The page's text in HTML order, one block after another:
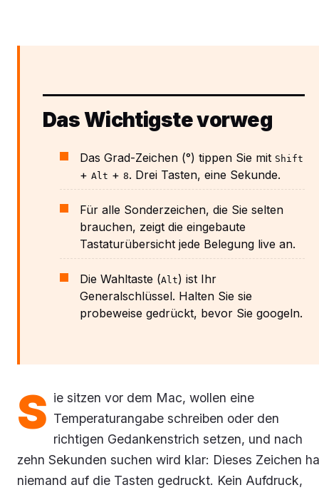
Das Wichtigste vorweg
Das Grad-Zeichen (°) tippen Sie mit Shift
+ Alt + 8. Drei Tasten, eine Sekunde.
Für alle Sonderzeichen, die Sie selten
brauchen, zeigt die eingebaute
Tastaturübersicht jede Belegung live an.
Die Wahltaste (Alt) ist Ihr
Generalschlüssel. Halten Sie sie
probeweise gedrückt, bevor Sie googeln.
S ie sitzen vor dem Mac, wollen eine
Temperaturangabe schreiben oder den
richtigen Gedankenstrich setzen, und nach
zehn Sekunden suchen wird klar: Dieses Zeichen
niemand auf die Tasten gedruckt. Kein Aufdruck,